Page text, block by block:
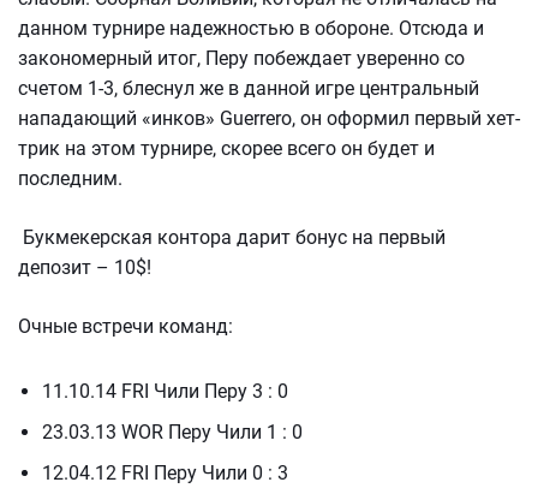
данном турнире надежностью в обороне. Отсюда и
закономерный итог, Перу побеждает уверенно со
счетом 1-3, блеснул же в данной игре центральный
нападающий «инков» Guerrero, он оформил первый хет-
трик на этом турнире, скорее всего он будет и
последним.
Букмекерская контора дарит бонус на первый
депозит – 10$!
Очные встречи команд:
11.10.14 FRI Чили Перу 3 : 0
23.03.13 WOR Перу Чили 1 : 0
12.04.12 FRI Перу Чили 0 : 3